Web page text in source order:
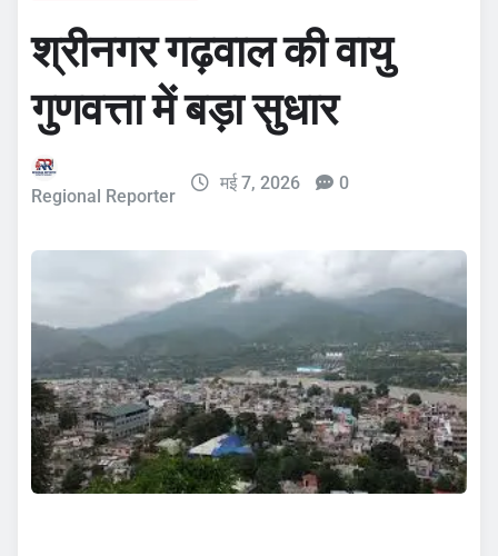
श्रीनगर गढ़वाल की वायु
गुणवत्ता में बड़ा सुधार
Regional Reporter
मई 7, 2026 0